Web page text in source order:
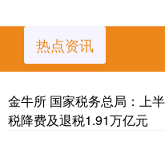
热点资讯
金牛所 国家税务总局：上
税降费及退税1.91万亿元